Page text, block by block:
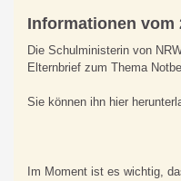
Informationen vom
Die Schulministerin von
Elternbrief zum Thema
Sie können ihn hier
Im Moment ist es wichtig,